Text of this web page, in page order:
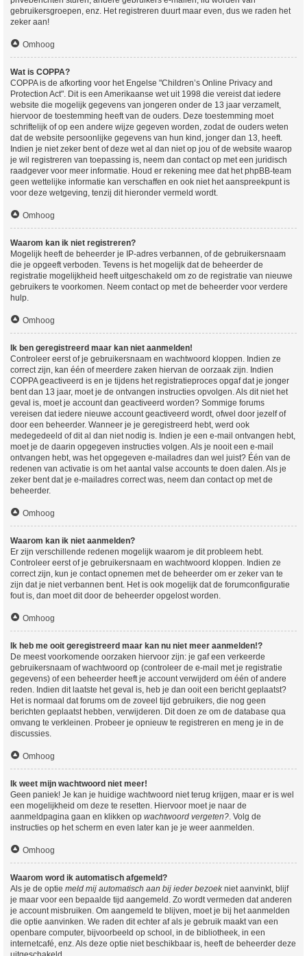
gebruikersgroepen, enz. Het registreren duurt maar even, dus we raden het
zeker aan!
Omhoog
Wat is COPPA?
COPPA is de afkorting voor het Engelse "Children’s Online Privacy and
Protection Act". Dit is een Amerikaanse wet uit 1998 die vereist dat iedere
website die mogelijk gegevens van jongeren onder de 13 jaar verzamelt,
hiervoor de toestemming heeft van de ouders. Deze toestemming moet
schriftelijk of op een andere wijze gegeven worden, zodat de ouders weten
dat de website persoonlijke gegevens van hun kind, jonger dan 13, heeft.
Indien je niet zeker bent of deze wet al dan niet op jou of de website waarop
je wil registreren van toepassing is, neem dan contact op met een juridisch
raadgever voor meer informatie. Houd er rekening mee dat het phpBB-team
geen wettelijke informatie kan verschaffen en ook niet het aanspreekpunt is
voor deze wetgeving, tenzij dit hieronder vermeld wordt.
Omhoog
Waarom kan ik niet registreren?
Mogelijk heeft de beheerder je IP-adres verbannen, of de gebruikersnaam
die je opgeeft verboden. Tevens is het mogelijk dat de beheerder de
registratie mogelijkheid heeft uitgeschakeld om zo de registratie van nieuwe
gebruikers te voorkomen. Neem contact op met de beheerder voor verdere
hulp.
Omhoog
Ik ben geregistreerd maar kan niet aanmelden!
Controleer eerst of je gebruikersnaam en wachtwoord kloppen. Indien ze
correct zijn, kan één of meerdere zaken hiervan de oorzaak zijn. Indien
COPPA geactiveerd is en je tijdens het registratieproces opgaf dat je jonger
bent dan 13 jaar, moet je de ontvangen instructies opvolgen. Als dit niet het
geval is, moet je account dan geactiveerd worden? Sommige forums
vereisen dat iedere nieuwe account geactiveerd wordt, ofwel door jezelf of
door een beheerder. Wanneer je je geregistreerd hebt, werd ook
medegedeeld of dit al dan niet nodig is. Indien je een e-mail ontvangen hebt,
moet je de daarin opgegeven instructies volgen. Als je nooit een e-mail
ontvangen hebt, was het opgegeven e-mailadres dan wel juist? Één van de
redenen van activatie is om het aantal valse accounts te doen dalen. Als je
zeker bent dat je e-mailadres correct was, neem dan contact op met de
beheerder.
Omhoog
Waarom kan ik niet aanmelden?
Er zijn verschillende redenen mogelijk waarom je dit probleem hebt.
Controleer eerst of je gebruikersnaam en wachtwoord kloppen. Indien ze
correct zijn, kun je contact opnemen met de beheerder om er zeker van te
zijn dat je niet verbannen bent. Het is ook mogelijk dat de forumconfiguratie
fout is, dan moet dit door de beheerder opgelost worden.
Omhoog
Ik heb me ooit geregistreerd maar kan nu niet meer aanmelden!?
De meest voorkomende oorzaken hiervoor zijn: je gaf een verkeerde
gebruikersnaam of wachtwoord op (controleer de e-mail met je registratie
gegevens) of een beheerder heeft je account verwijderd om één of andere
reden. Indien dit laatste het geval is, heb je dan ooit een bericht geplaatst?
Het is normaal dat forums om de zoveel tijd gebruikers, die nog geen
berichten geplaatst hebben, verwijderen. Dit doen ze om de database qua
omvang te verkleinen. Probeer je opnieuw te registreren en meng je in de
discussies.
Omhoog
Ik weet mijn wachtwoord niet meer!
Geen paniek! Je kan je huidige wachtwoord niet terug krijgen, maar er is wel
een mogelijkheid om deze te resetten. Hiervoor moet je naar de
aanmeldpagina gaan en klikken op wachtwoord vergeten?. Volg de
instructies op het scherm en even later kan je je weer aanmelden.
Omhoog
Waarom word ik automatisch afgemeld?
Als je de optie meld mij automatisch aan bij ieder bezoekniet aanvinkt, blijf
je maar voor een bepaalde tijd aangemeld. Zo wordt vermeden dat anderen
je account misbruiken. Om aangemeld te blijven, moet je bij het aanmelden
die optie aanvinken. We raden dit echter af als je gebruik maakt van een
openbare computer, bijvoorbeeld op school, in de bibliotheek, in een
internetcafé, enz. Als deze optie niet beschikbaar is, heeft de beheerder deze